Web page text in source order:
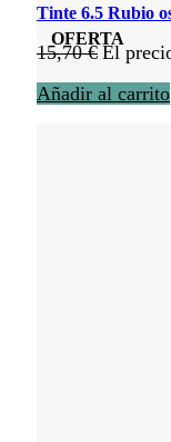
OFERTA
Tinte 6.5 Rubio
15,70€ El
Añadir al carrito